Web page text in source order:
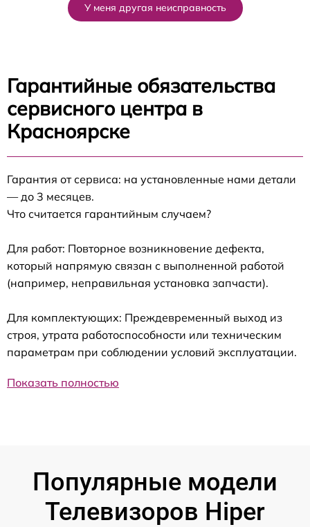
У меня другая неисправность
Гарантийные обязательства
сервисного центра в
Красноярске
Гарантия от сервиса: на установленные нами детали
— до 3 месяцев.
Что считается гарантийным случаем?
Для работ: Повторное возникновение дефекта,
который напрямую связан с выполненной работой
(например, неправильная установка запчасти).
Для комплектующих: Преждевременный выход из
строя, утрата работоспособности или техническим
параметрам при соблюдении условий эксплуатации.
Показать полностью
Популярные модели
Телевизоров Hiper